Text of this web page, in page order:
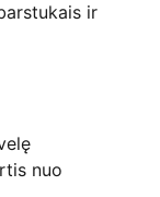
ir
nuo